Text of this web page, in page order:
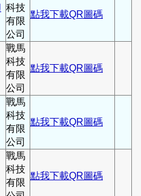
科技
有限
公司
點我下載QR圖碼
戰馬
科技
有限
公司
點我下載QR圖碼
戰馬
科技
有限
公司
點我下載QR圖碼
戰馬
科技
有限
點我下載QR圖碼